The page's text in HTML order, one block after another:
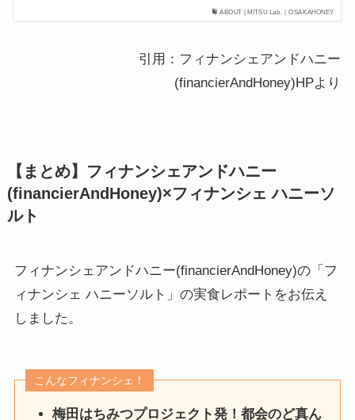
ABOUT | MITSU Lab.｜OSAKAHONEY
引用：フィナンシェアンドハニー
(financierAndHoney)HPより
【まとめ】フィナンシェアンドハニー
(financierAndHoney)×フィナンシェ ハニーソ
ルト
フィナンシェアンドハニー(financierAndHoney)の「フ
ィナンシェ ハニーソルト」の実食レポートをお伝え
しました。
こんなフィナンシェ！
梅田はちみつプロジェクト発！都会のど真ん